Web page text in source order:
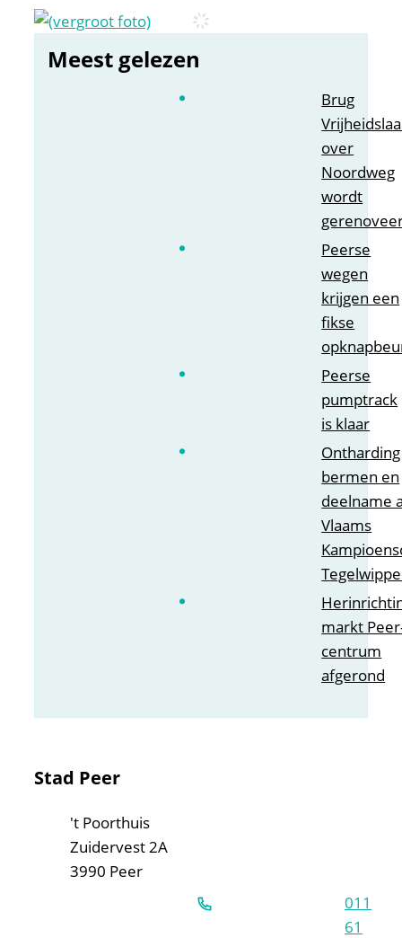
Meest gelezen
Brug
over
Noordweg
wordt
Peerse
wegen
krijgen een
fikse
Peerse
pumptrack
is klaar
Ontharding
bermen en
deelname
Vlaams
markt
centrum
afgerond
Contact & openingsuren
Stad Peer
Adres't Poorthuis
Zuidervest 2A
,3990 Peer
011
61